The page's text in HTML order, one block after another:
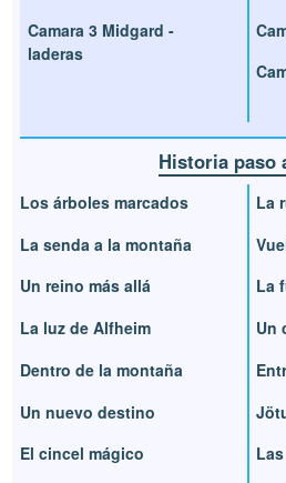
Camara 3 Midgard -
laderas
Historia paso
Los árboles marcados
La senda a la montaña
Un reino más allá
La luz de Alfheim
Dentro de la montaña
Un nuevo destino
El cincel mágico
La
La
Un